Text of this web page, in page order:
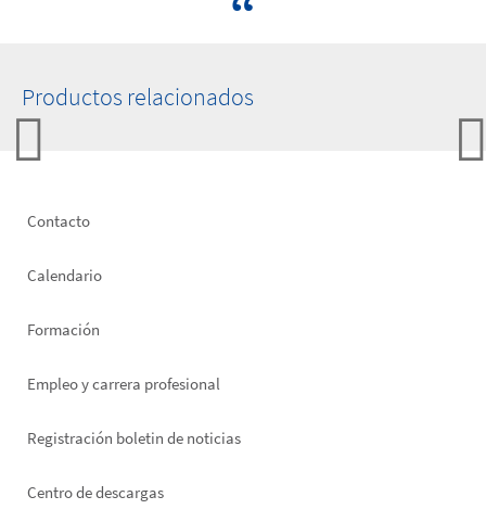
Productos relacionados
Footer
Contacto
Calendario
Formación
Empleo y carrera profesional
Registración boletin de noticias
Footer
Centro de descargas